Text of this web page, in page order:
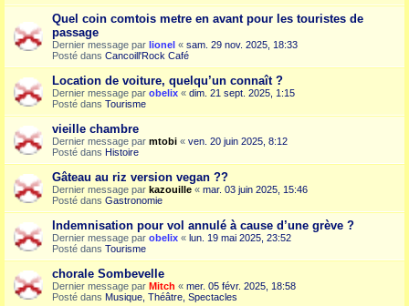
Quel coin comtois metre en avant pour les touristes de
passage
Dernier message par lionel « sam. 29 nov. 2025, 18:33
Posté dans Cancoill'Rock Café
Location de voiture, quelqu’un connaît ?
Dernier message par obelix « dim. 21 sept. 2025, 1:15
Posté dans Tourisme
vieille chambre
Dernier message par mtobi « ven. 20 juin 2025, 8:12
Posté dans Histoire
Gâteau au riz version vegan ??
Dernier message par kazouille « mar. 03 juin 2025, 15:46
Posté dans Gastronomie
Indemnisation pour vol annulé à cause d’une grève ?
Dernier message par obelix « lun. 19 mai 2025, 23:52
Posté dans Tourisme
chorale Sombevelle
Dernier message par Mitch « mer. 05 févr. 2025, 18:58
Posté dans Musique, Théâtre, Spectacles